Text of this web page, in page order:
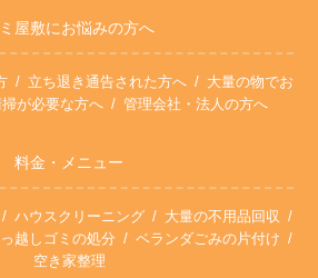
屋敷にお悩みの方へ
立ち退き通告された方へ
大量の物でお
が必要な方へ 管理会社・法人の方へ
料金・メニュー
ハウスクリーニング
大量の不用品回収
越しゴミの処分
ベランダごみの片付け
空き家整理